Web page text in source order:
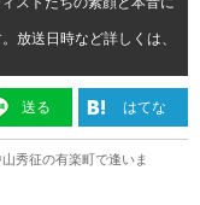
放送日時など詳しくは、
送る はてな
秀征の有楽町で逢いま